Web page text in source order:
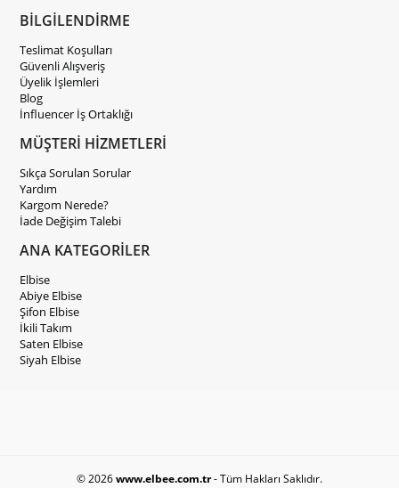
BİLGİLENDİRME
Teslimat Koşulları
Güvenli Alışveriş
Üyelik İşlemleri
Blog
İnfluencer İş Ortaklığı
MÜŞTERİ HİZMETLERİ
Sıkça Sorulan Sorular
Yardım
Kargom Nerede?
İade Değişim Talebi
ANA KATEGORİLER
Elbise
Abiye Elbise
Şifon Elbise
İkili Takım
Saten Elbise
Siyah Elbise
© 2026www.elbee.com.tr- Tüm Hakları Saklıdır.